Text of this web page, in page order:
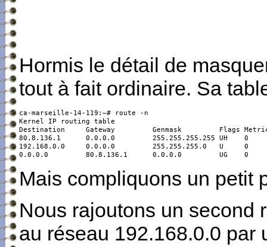
Hormis le détail de
tout à fait ordinaire. Sa
ca-marseille-14-119:~# route -n
Kernel IP routing table
Destination     Gateway         Genmask         Flags
80.8.136.1      0.0.0.0         255.255.255.255 UH    0
192.168.0.0     0.0.0.0         255.255.255.0   U     0
0.0.0.0         80.8.136.1      0.0.0.0         UG    0
Mais compliquons un petit
Nous rajoutons un second
au réseau 192.168.0.0 par